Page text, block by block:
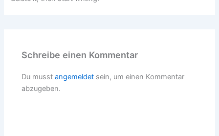
Schreibe einen Kommentar
Du musstangemeldet sein, um einen Kommentar
abzugeben.